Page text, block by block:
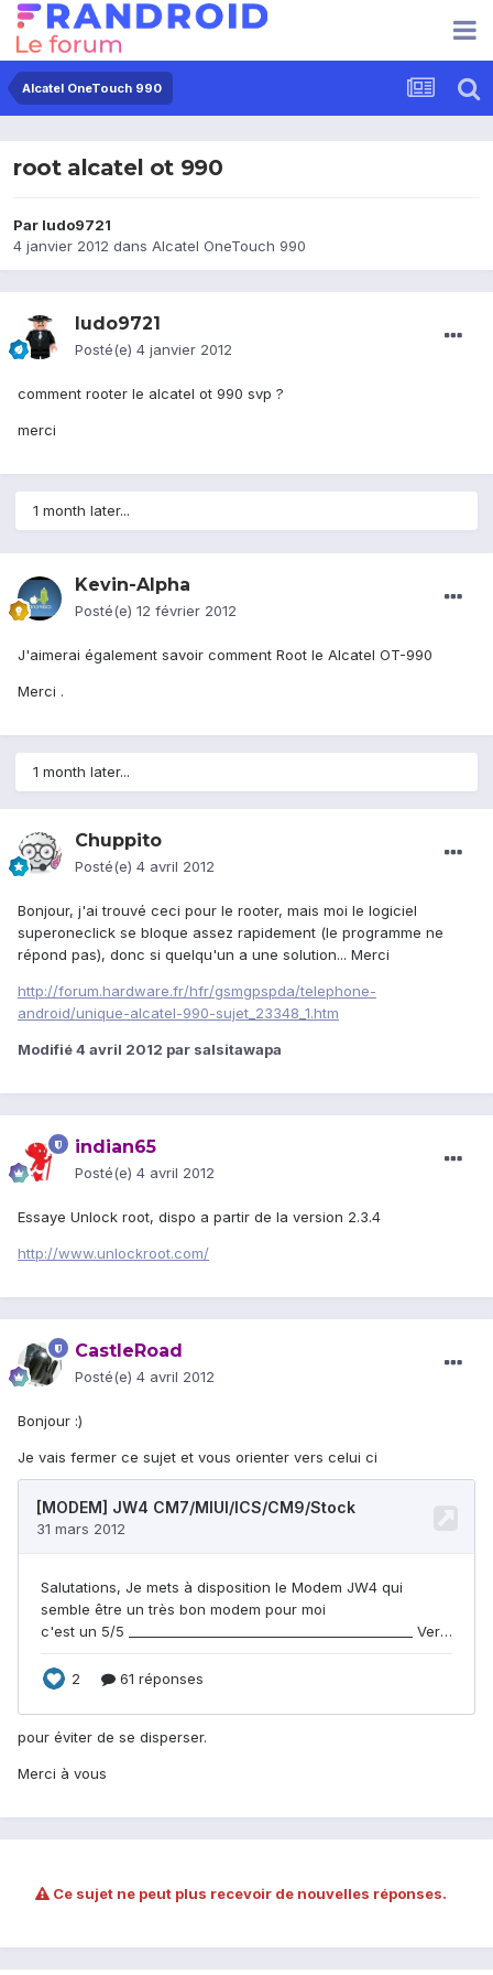
Alcatel OneTouch 990
root alcatel ot 990
Par ludo9721
4 janvier 2012 dans Alcatel OneTouch 990
ludo9721
Posté(e) 4 janvier 2012
comment rooter le alcatel ot 990 svp ?
merci
1 month later...
Kevin-Alpha
Posté(e) 12 février 2012
J'aimerai également savoir comment Root le Alcatel OT-990
Merci .
1 month later...
Chuppito
Posté(e) 4 avril 2012
Bonjour, j'ai trouvé ceci pour le rooter, mais moi le logiciel
superoneclick se bloque assez rapidement (le programme ne
répond pas), donc si quelqu'un a une solution... Merci
http://forum.hardware.fr/hfr/gsmgpspda/telephone-
android/unique-alcatel-990-sujet_23348_1.htm
Modifié4 avril 2012 par salsitawapa
indian65
Posté(e) 4 avril 2012
Essaye Unlock root, dispo a partir de la version 2.3.4
http://www.unlockroot.com/
CastleRoad
Posté(e) 4 avril 2012
Bonjour :)
Je vais fermer ce sujet et vous orienter vers celui ci
pour éviter de se disperser.
Merci à vous
Ce sujet ne peut plus recevoir de nouvelles réponses.